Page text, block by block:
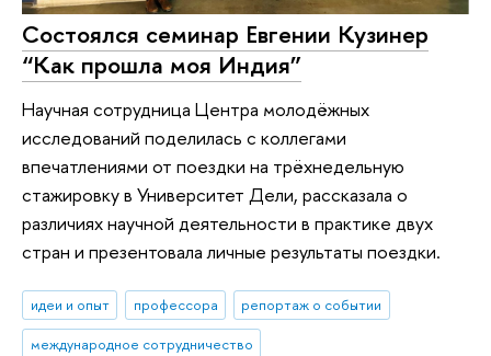
Состоялся семинар Евгении Кузинер
“Как прошла моя Индия”
Научная сотрудница Центра молодёжных
исследований поделилась с коллегами
впечатлениями от поездки на трёхнедельную
стажировку в Университет Дели, рассказала о
различиях научной деятельности в практике двух
стран и презентовала личные результаты поездки.
идеи и опыт профессора
репортаж о событии
международное сотрудничество